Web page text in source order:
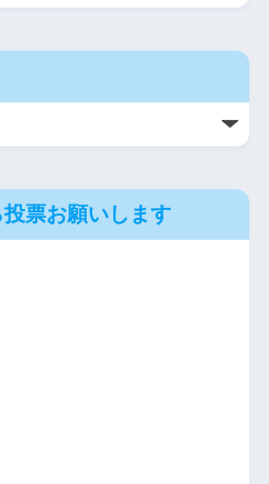
票お願いします